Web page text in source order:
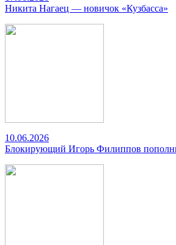
Никита Нагаец — новичок «Кузбасса»
10.06.2026
Блокирующий Игорь Филиппов